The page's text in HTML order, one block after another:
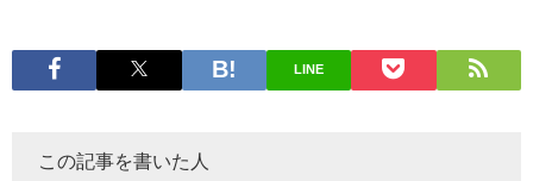
LINE
この記事を書いた人